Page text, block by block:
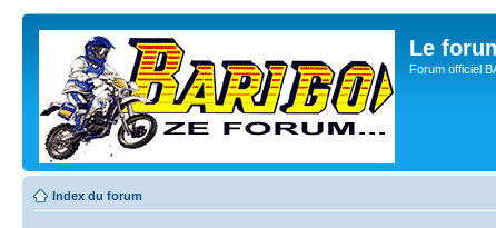
Le
Forum officiel
Index du forum